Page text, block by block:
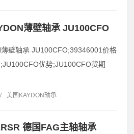
薄壁轴承 JU100CFO
壁轴承 JU100CFO;39346001价格
优势;JU100CFO货期
/ 美国KAYDON轴承
德国FAG主轴轴承